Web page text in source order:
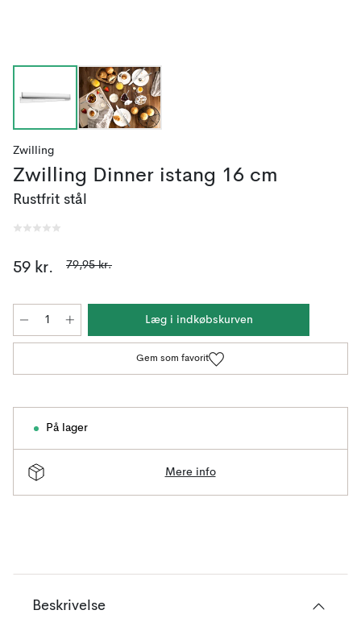
Zwilling
Zwilling Dinner istang 16 cm
Rustfrit stål
59 kr. 79,95 kr.
Læg i indkøbskurven
Gem som favorit
På lager
Mere info
Beskrivelse